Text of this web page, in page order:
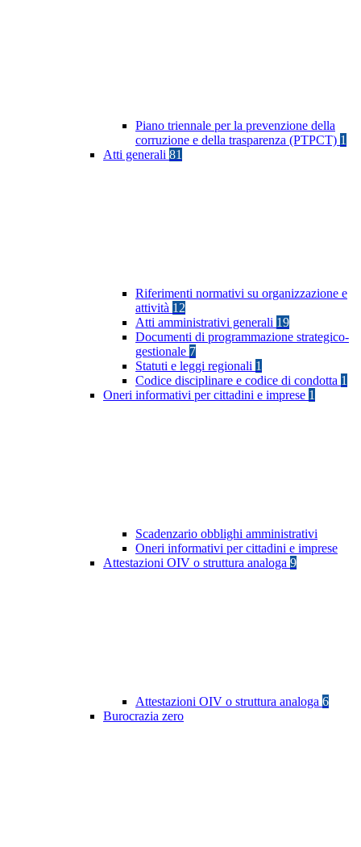
Piano triennale per la prevenzione della
corruzione e della trasparenza (PTPCT) 1
Atti generali 81
Riferimenti normativi su organizzazione e
attività 12
Atti amministrativi generali 19
Documenti di programmazione strategico-
gestionale 7
Statuti e leggi regionali 1
Codice disciplinare e codice di condotta 1
Oneri informativi per cittadini e imprese 1
Scadenzario obblighi amministrativi
Oneri informativi per cittadini e imprese
Attestazioni OIV o struttura analoga 9
Attestazioni OIV o struttura analoga 6
Burocrazia zero